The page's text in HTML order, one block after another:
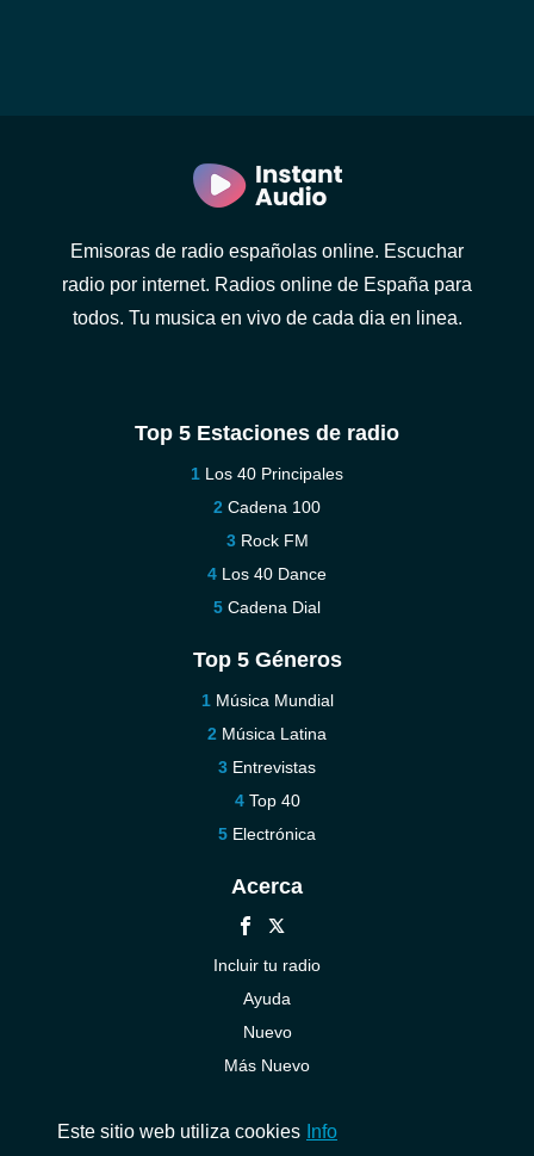
Emisoras de radio españolas online. Escuchar
radio por internet. Radios online de España para
todos. Tu musica en vivo de cada dia en linea.
Top 5 Estaciones de radio
Los 40 Principales
Cadena 100
Rock FM
Los 40 Dance
Cadena Dial
Top 5 Géneros
Música Mundial
Música Latina
Entrevistas
Top 40
Electrónica
Acerca
Incluir tu radio
Ayuda
Nuevo
Más Nuevo
Este sitio web utiliza cookies Info